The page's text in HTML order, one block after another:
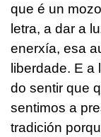
que é un
letra, a dar a
enerxía, esa
liberdade. E a
do sentir que
sentimos a
tradición